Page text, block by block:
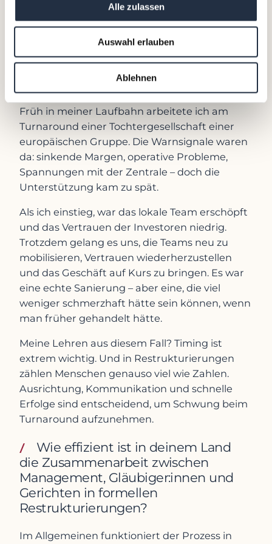
Alle zulassen
Auswahl erlauben
Ablehnen
Welcher Fall in deiner Karriere hat
am stärksten deine Sicht auf
Restrukturierung geprägt – und was
hast du daraus gelernt?
Früh in meiner Laufbahn arbeitete ich am
Turnaround einer Tochtergesellschaft einer
europäischen Gruppe. Die Warnsignale waren
da: sinkende Margen, operative Probleme,
Spannungen mit der Zentrale – doch die
Unterstützung kam zu spät.
Als ich einstieg, war das lokale Team erschöpft
und das Vertrauen der Investoren niedrig.
Trotzdem gelang es uns, die Teams neu zu
mobilisieren, Vertrauen wiederherzustellen
und das Geschäft auf Kurs zu bringen. Es war
eine echte Sanierung – aber eine, die viel
weniger schmerzhaft hätte sein können, wenn
man früher gehandelt hätte.
Meine Lehren aus diesem Fall? Timing ist
extrem wichtig. Und in Restrukturierungen
zählen Menschen genauso viel wie Zahlen.
Ausrichtung, Kommunikation und schnelle
Erfolge sind entscheidend, um Schwung beim
Turnaround aufzunehmen.
Wie effizient ist in deinem Land
die Zusammenarbeit zwischen
Management, Gläubiger:innen und
Gerichten in formellen
Restrukturierungen?
Im Allgemeinen funktioniert der Prozess in